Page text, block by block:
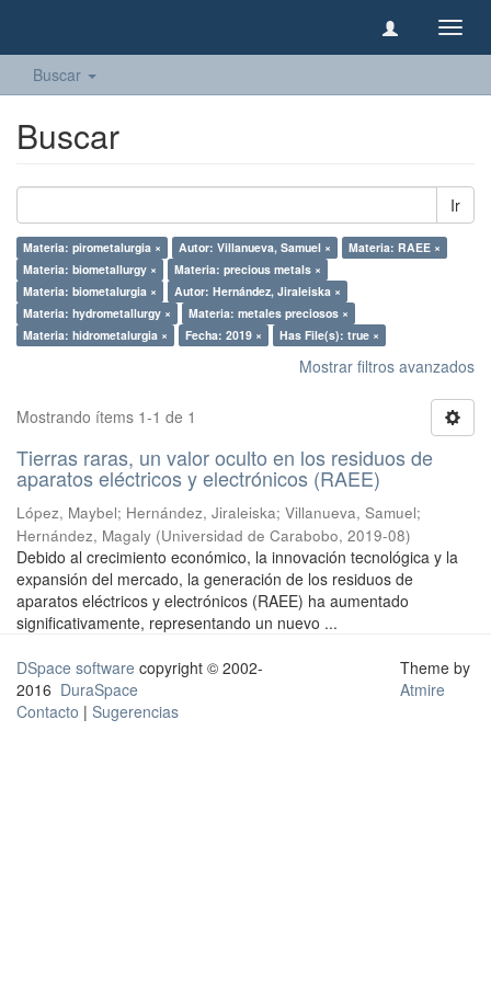
Buscar
Buscar
Ir
Materia: pirometalurgia × Autor: Villanueva, Samuel ×
Materia: RAEE ×
Materia: biometallurgy ×
Materia: precious metals ×
Materia: biometalurgia ×
Autor: Hernández, Jiraleiska ×
Materia: hydrometallurgy ×
Materia: metales preciosos ×
Materia: hidrometalurgia ×
Fecha: 2019 × Has File(s): true ×
Mostrar filtros avanzados
Mostrando ítems 1-1 de 1
Tierras raras, un valor oculto en los residuos de
aparatos eléctricos y electrónicos (RAEE)
López, Maybel; Hernández, Jiraleiska; Villanueva, Samuel;
Hernández, Magaly (Universidad de Carabobo, 2019-08)
Debido al crecimiento económico, la innovación tecnológica y la
expansión del mercado, la generación de los residuos de
aparatos eléctricos y electrónicos (RAEE) ha aumentado
significativamente, representando un nuevo ...
DSpace software copyright © 2002-
2016 DuraSpace
Contacto | Sugerencias
Theme by
Atmire